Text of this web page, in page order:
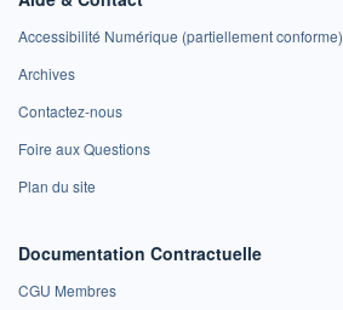
Accessibilité Numérique (partiellement conforme)
Archives
Contactez-nous
Foire aux Questions
Plan du site
Documentation Contractuelle
CGU Membres